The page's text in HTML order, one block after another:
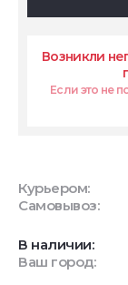
Возникли
Если это не
Курьером:
Самовывоз:
В наличии:
Ваш город: